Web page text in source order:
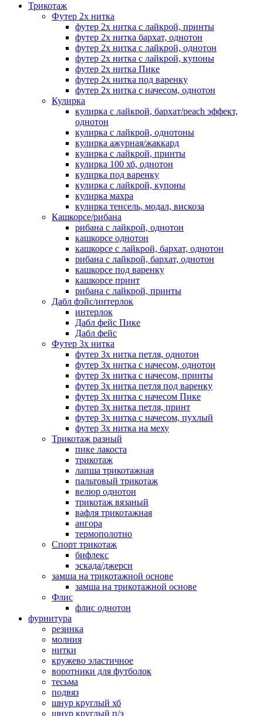
Трикотаж
Футер 2х нитка
футер 2х нитка с лайкрой, принты
футер 2х нитка бархат, однотон
футер 2х нитка с лайкрой, однотон
футер 2х нитка с лайкрой, купоны
футер 2х нитка Пике
футер 2х нитка под варенку
футер 2х нитка с начесом, однотон
Кулирка
кулирка с лайкрой, бархат/peach эффект,
однотон
кулирка с лайкрой, однотоны
кулирка ажурная/жаккард
кулирка с лайкрой, принты
кулирка 100 хб, однотон
кулирка под варенку
кулирка с лайкрой, купоны
кулирка махра
кулирка тенсель, модал, вискоза
Кашкорсе/рибана
рибана с лайкрой, однотон
кашкорсе однотон
кашкорсе с лайкрой, бархат, однотон
рибана с лайкрой, бархат, однотон
кашкорсе под варенку
кашкорсе принт
рибана с лайкрой, принты
Дабл фэйс/интерлок
интерлок
Дабл фейс Пике
Дабл фейс
Футер 3х нитка
футер 3х нитка петля, однотон
футер 3х нитка с начесом, однотон
футер 3х нитка с начесом, принты
футер 3х нитка петля под варенку
футер 3х нитка с начесом Пике
футер 3х нитка петля, принт
футер 3х нитка с начесом, пухлый
футер 3х нитка на меху
Трикотаж разный
пике лакоста
трикотаж
лапша трикотажная
пальтовый трикотаж
велюр однотон
трикотаж вязаный
вафля трикотажная
ангора
термополотно
Спорт трикотаж
бифлекс
эскада/джерси
замша на трикотажной основе
замша на трикотажной основе
Флис
флис однотон
фурнитура
резинка
молния
нитки
кружево эластичное
воротники для футболок
тесьма
подвяз
шнур круглый хб
шнур круглый п/э